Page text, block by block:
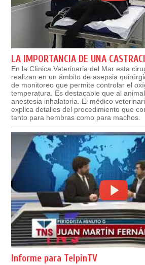
LA IMPORTANCIA DE UNA
En la Clínica Veterinaria del Mar esta
realizan en un ámbito de asepsia
de monitoreo que permite controlar el
temperatura. Es destacable que al
anestesia inhalatoria. El médico
explica detalles del procedimiento que
tanto para hembras como para machos.
Informe para TelpinTV